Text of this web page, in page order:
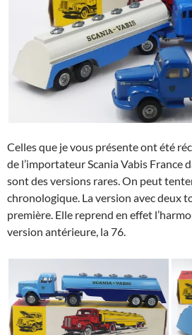
Celles que je vous présente ont été
de l’importateur Scania Vabis France
sont des versions rares. On peut
chronologique. La version avec deux
première. Elle reprend en effet
version antérieure, la 76.